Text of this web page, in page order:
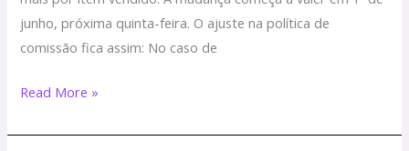
junho, próxima quinta-feira. O ajuste na política de
comissão fica assim: No caso de
Read More »